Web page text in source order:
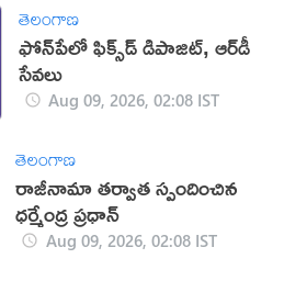
తెలంగాణ
ఫోన్‌పేలో ఫిక్స్‌డ్‌ డిపాజిట్, ఆర్‌డీ
సేవలు
Aug 09, 2026, 02:08 IST
తెలంగాణ
రాజీనామా తర్వాత స్పందించిన
ధర్మేంద్ర ప్రధాన్‌
Aug 09, 2026, 02:08 IST